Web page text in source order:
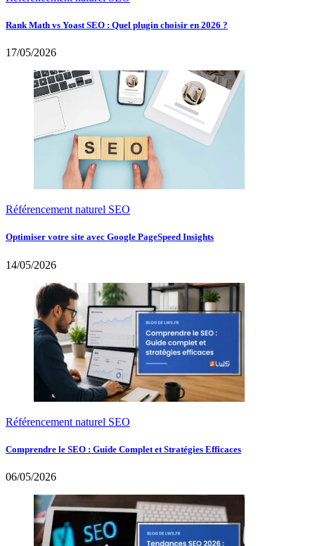
Rank Math vs Yoast SEO : Quel plugin choisir en 2026 ?
17/05/2026
Référencement naturel SEO
Optimiser votre site avec Google PageSpeed Insights
14/05/2026
Référencement naturel SEO
Comprendre le SEO : Guide Complet et Stratégies Efficaces
06/05/2026